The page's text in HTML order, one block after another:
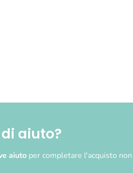
aiuto?
aiuto per completare l'acquisto non